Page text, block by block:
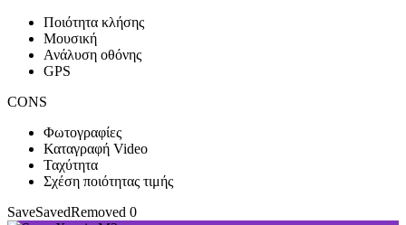
Ποιότητα κλήσης
Μουσική
Ανάλυση οθόνης
GPS
CONS
Φωτογραφίες
Καταγραφή Video
Ταχύτητα
Σχέση ποιότητας τιμής
SaveSavedRemoved 0